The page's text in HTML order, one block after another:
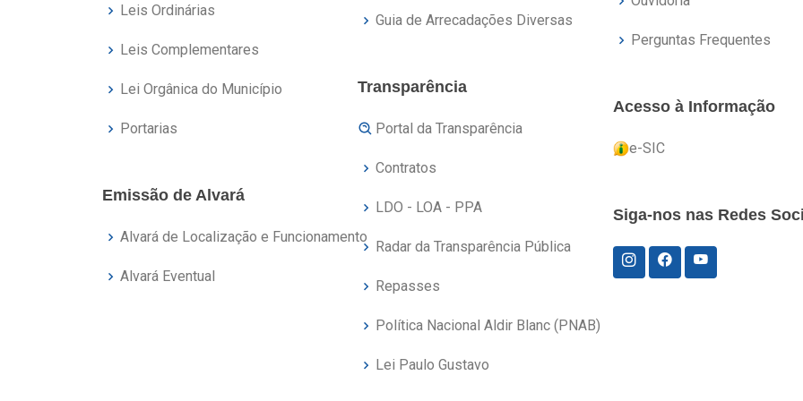
Leis Ordinárias
Leis Complementares
Lei Orgânica do Município
Portarias
Emissão de Alvará
Alvará de Localização e Funcionamento
Alvará Eventual
Guia de Arrecadações Diversas
Transparência
Portal da Transparência
Contratos
LDO - LOA - PPA
Radar da Transparência Pública
Repasses
Política Nacional Aldir Blanc (PNAB)
Lei Paulo Gustavo
Perguntas Frequentes
Acesso à Informação
e-SIC
Siga-nos nas Redes